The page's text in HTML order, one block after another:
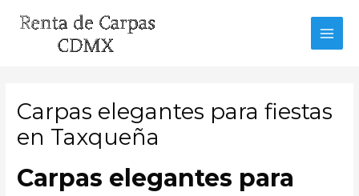
Carpas elegantes para fiestas
en Taxqueña
Carpas elegantes para